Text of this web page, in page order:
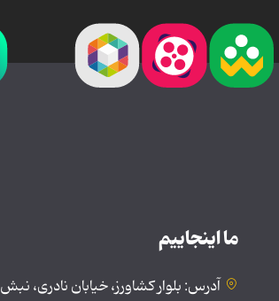
ما اینجاییم
آدرس: بلوار کشاورز، خیابان نادری، نبش